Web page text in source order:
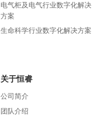
电气柜及电气行业数字化解决
方案
生命科学行业数字化解决方案
关于恒睿
公司简介
团队介绍